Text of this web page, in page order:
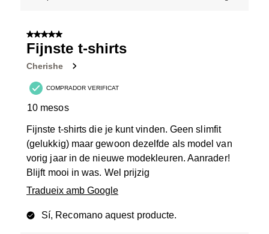
5 de 5 estrelles.
Fijnste t-shirts
Cherishe
COMPRADOR VERIFICAT
10 mesos
Fijnste t-shirts die je kunt vinden. Geen slimfit
(gelukkig) maar gewoon dezelfde als model van
vorig jaar in de nieuwe modekleuren. Aanrader!
Blijft mooi in was. Wel prijzig
Tradueix amb Google
Sí, Recomano aquest producte.